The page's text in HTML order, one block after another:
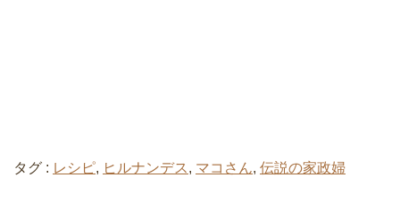
タグ : レシピ, ヒルナンデス , マコさん, 伝説の家政婦